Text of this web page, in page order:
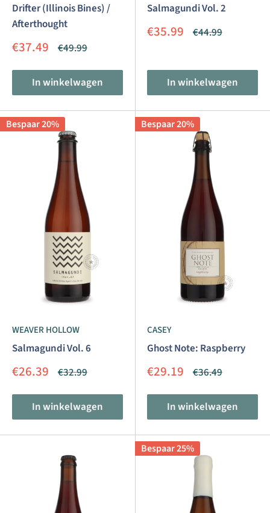
Drifter (Illinois Bines) /
Afterthought
Aanbiedingsprijs
€37.49 Normale
€49.99
In winkelwagen
Salmagundi Vol. 2
Aanbiedingsprijs
€35.99 Normale
€44.99
In winkelwagen
Bespaar 20%
WEAVER HOLLOW
Salmagundi Vol. 6
Aanbiedingsprijs
€26.39 Normale
€32.99
In winkelwagen
Bespaar 20%
CASEY
Ghost Note: Raspberry
Aanbiedingsprijs
€29.19 Normale
€36.49
In winkelwagen
Bespaar 25%